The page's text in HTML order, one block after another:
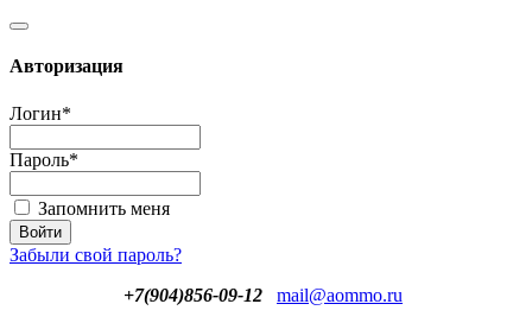
Авторизация
Логин*
Пароль*
Запомнить меня
Забыли свой пароль?
+7(904)856-09-12
mail@aommo.ru